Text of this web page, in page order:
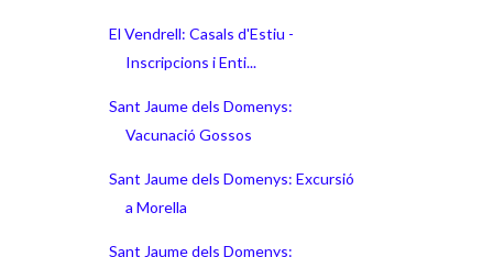
El Vendrell: Casals d'Estiu -
Inscripcions i Enti...
Sant Jaume dels Domenys:
Vacunació Gossos
Sant Jaume dels Domenys: Excursió
a Morella
Sant Jaume dels Domenys: